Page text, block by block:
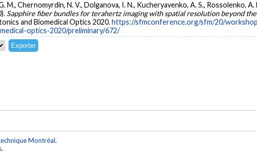
M., Chernomyrdin, N. V., Dolganova, I. N., Kucheryavenko, A. S., Rossolenko,
Sapphire fiber bundles for terahertz imaging with spatial resolution beyond
and Biomedical Optics 2020.https://sfmconference.org/sfm/20/
optics-2020/preliminary/672/
Montréal.
.